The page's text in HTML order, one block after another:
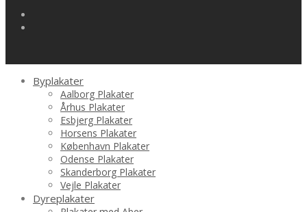
Byplakater
Aalborg Plakater
Århus Plakater
Esbjerg Plakater
Horsens Plakater
København Plakater
Odense Plakater
Skanderborg Plakater
Vejle Plakater
Dyreplakater